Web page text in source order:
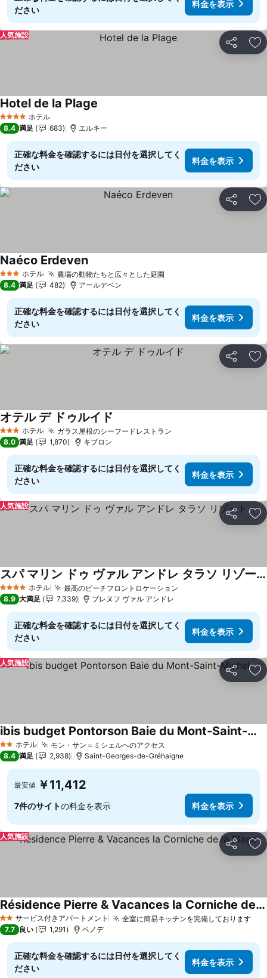
ださい
料金を表示
シェア お
人気施設
4 ホテルのランク
ホテル
Hotel de la Plage
8.4 満足 683 エルキー
正確な料金を確認するには日付を選択してく
ださい
料金を表示
シェア お
3 ホテルのランク
ホテル 農場の動物たちと広々とした庭園
Naéco Erdeven
8.4 満足 482 アールデベン
正確な料金を確認するには日付を選択してく
ださい
料金を表示
シェア お
3 ホテルのランク
ホテル ガラス屋根のシーフードレストラン
オテル デ ドゥルイド
8.0 満足 1,870 キブロン
正確な料金を確認するには日付を選択してく
ださい
料金を表示
シェア お
人気施設
4 ホテルのランク
ホテル 最高のビーチフロントロケーション
スパ マリン ドゥ ヴァル アンドレ タラソ リゾート
8.9 大満足 7,339 プレヌフ ヴァル アンドレ
正確な料金を確認するには日付を選択してく
ださい
料金を表示
シェア お
人気施設
2 ホテルのランク
ホテル モン・サン＝ミシェルへのアクセス
ibis budget Pontorson Baie du Mont-Saint-Michel
8.4 満足 2,938 Saint-Georges-de-Gréhaigne
最安値 ￥11,412
7件のサイトの料金を表示 料金を表示
シェア お
人気施設
2 ホテルのランク
サービス付きアパートメント 全室に簡易キッチンを完備しております
Résidence Pierre & Vacances la Corniche de la Plage
7.7 良い 1,291 ベノデ
正確な料金を確認するには日付を選択してく
ださい
料金を表示